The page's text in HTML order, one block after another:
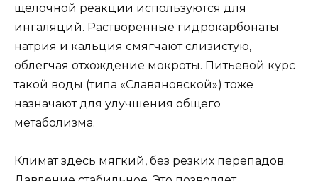
щелочной реакции используются для
ингаляций. Растворённые гидрокарбонаты
натрия и кальция смягчают слизистую,
облегчая отхождение мокроты. Питьевой курс
такой воды (типа «Славяновской») тоже
назначают для улучшения общего
метаболизма.
Климат здесь мягкий, без резких перепадов.